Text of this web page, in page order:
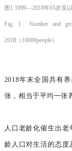
图1 1999—2018年65岁及
Fig. 1 Number and
2018（10000people）
2018年末全国共有
张，相当于平均一张
人口老龄化催生出
龄人口对生活的态度